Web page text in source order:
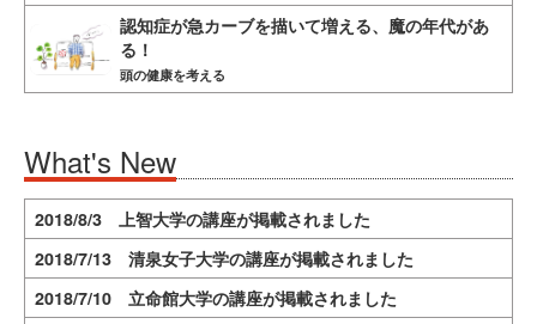
認知症が急カーブを描いて増える、魔の年代があ
る！
頭の健康を考える
What's New
2018/8/3 上智大学の講座が掲載されました
2018/7/13 清泉女子大学の講座が掲載されました
2018/7/10 立命館大学の講座が掲載されました